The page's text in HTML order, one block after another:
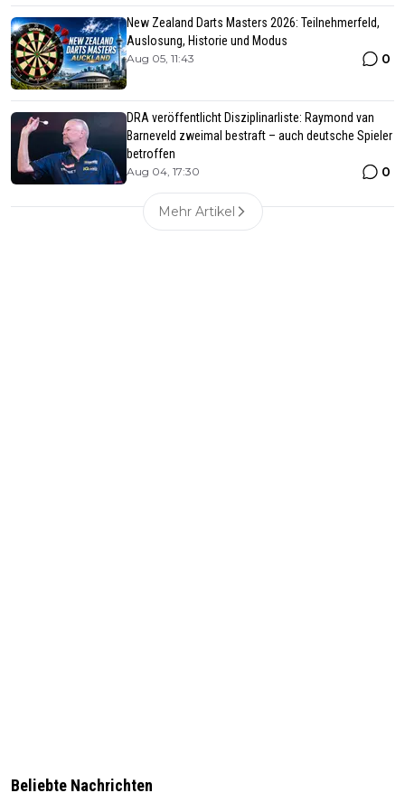
New Zealand Darts Masters 2026: Teilnehmerfeld,
Auslosung, Historie und Modus
Aug 05, 11:43 0
DRA veröffentlicht Disziplinarliste: Raymond van
Barneveld zweimal bestraft – auch deutsche Spieler
betroffen
Aug 04, 17:30 0
Mehr Artikel
Beliebte Nachrichten